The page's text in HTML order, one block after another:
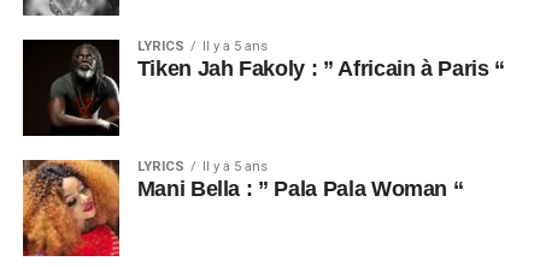
LYRICS Il y a 5 ans
Tiken Jah Fakoly : ” Africain à Paris “
LYRICS Il y a 5 ans
Mani Bella : ” Pala Pala Woman “